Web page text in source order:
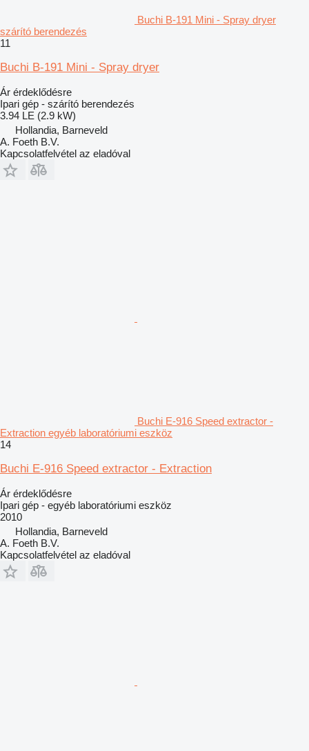
Buchi B-191 Mini - Spray dryer
szárító berendezés
11
Buchi B-191 Mini - Spray dryer
Ár érdeklődésre
Ipari gép - szárító berendezés
3.94 LE (2.9 kW)
Hollandia, Barneveld
A. Foeth B.V.
Kapcsolatfelvétel az eladóval
Buchi E-916 Speed extractor -
Extraction egyéb laboratóriumi eszköz
14
Buchi E-916 Speed extractor - Extraction
Ár érdeklődésre
Ipari gép - egyéb laboratóriumi eszköz
2010
Hollandia, Barneveld
A. Foeth B.V.
Kapcsolatfelvétel az eladóval